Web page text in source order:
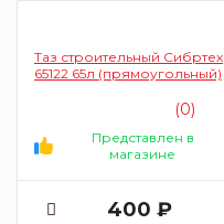
Таз строительный Сибртех
65122 65л (прямоугольный)
(0)
Представлен в
магазине
400 ₽